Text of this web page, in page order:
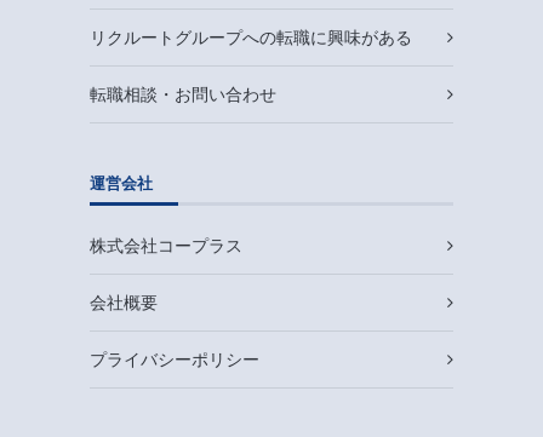
リクルートグループへの転職に興味がある
転職相談・お問い合わせ
運営会社
株式会社コープラス
会社概要
プライバシーポリシー